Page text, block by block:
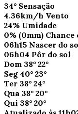
34° Sensação
4.36km/h Vento
24% Umidade
0% (0mm) Chance
06h15 Nascer do
06h04 Pôr do sol
Dom 38° 22°
Seg 40° 23°
Ter 38° 24°
Qua 38° 20°
Qui 38° 20°